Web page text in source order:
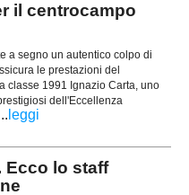
il centrocampo
a segno un autentico colpo di
le prestazioni del
classe 1991 Ignazio Carta, uno
dell'Eccellenza
leggi
Ecco lo staff